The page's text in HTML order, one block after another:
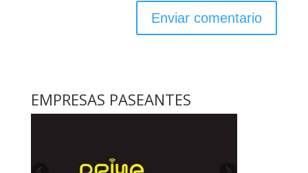
EMPRESAS PASEANTES